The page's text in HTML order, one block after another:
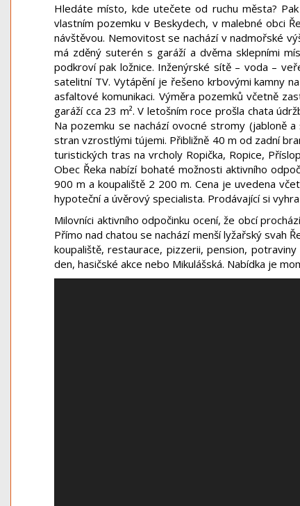
Hledáte místo, kde utečete od ruchu města?
vlastním pozemku v Beskydech, v malebné obci
návštěvou. Nemovitost se nachází v nadmořské
má zděný suterén s garáží a dvěma sklepními
podkroví pak ložnice. Inženýrské sítě – voda –
satelitní TV. Vytápění je řešeno krbovými kamny
asfaltové komunikaci. Výměra pozemků včetně
garáží cca 23 m². V letošním roce prošla chata
Na pozemku se nachází ovocné stromy (jabloně
stran vzrostlými tújemi. Přibližně 40 m od zadní
turistických tras na vrcholy Ropička, Ropice,
Obec Řeka nabízí bohaté možnosti aktivního
900 m a koupaliště 2 200 m. Cena je uvedena
hypoteční a úvěrový specialista. Prodávající si
Milovníci aktivního odpočinku ocení, že obcí
Přímo nad chatou se nachází menší lyžařský svah
koupaliště, restaurace, pizzerii, pension,
den, hasičské akce nebo Mikulášská. Nabídka je